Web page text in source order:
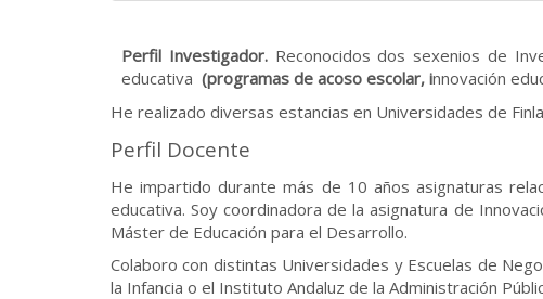
Perfil Investigador. Reconocidos dos sexenios de
educativa (programas de acoso escolar, innovación
He realizado diversas estancias en Universidades de
Perfil Docente
He impartido durante más de 10 años asignaturas
educativa. Soy coordinadora de la asignatura de
Máster de Educación para el Desarrollo.
Colaboro con distintas Universidades y Escuelas de
la Infancia o el Instituto Andaluz de la Administración